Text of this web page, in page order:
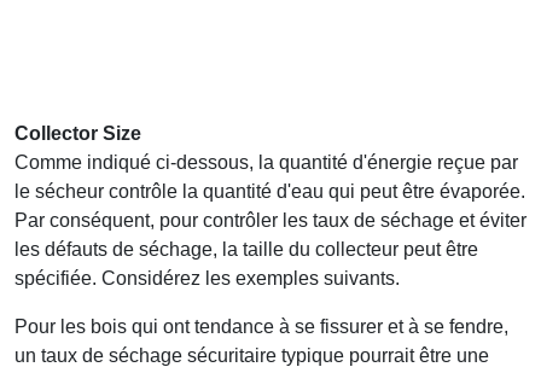
Collector Size
Comme indiqué ci-dessous, la quantité d'énergie reçue par
le sécheur contrôle la quantité d'eau qui peut être évaporée.
Par conséquent, pour contrôler les taux de séchage et éviter
les défauts de séchage, la taille du collecteur peut être
spécifiée. Considérez les exemples suivants.
Pour les bois qui ont tendance à se fissurer et à se fendre,
un taux de séchage sécuritaire typique pourrait être une